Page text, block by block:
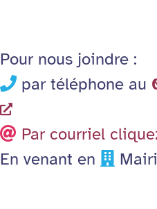
Pour nous joindre :
par téléphone au
Par courriel
En venant en